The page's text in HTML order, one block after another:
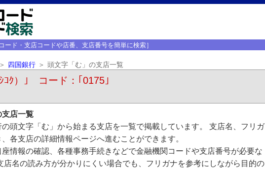
ード・支店コードや店番、支店番号を簡単に検索］
四国銀行 頭文字「む」の支店一覧
ｺｸ）｣ コード：｢0175｣
支店一覧
頭文字「む」から始まる支店を一覧で掲載しています。 支店名、フリガ
各支店の詳細情報ページへ進むことができます。
情報の確認、各種事務手続きなどで金融機関コードや支店番号が必要な
店名の読み方が分かりにくい場合でも、フリガナを参考にしながら目的の